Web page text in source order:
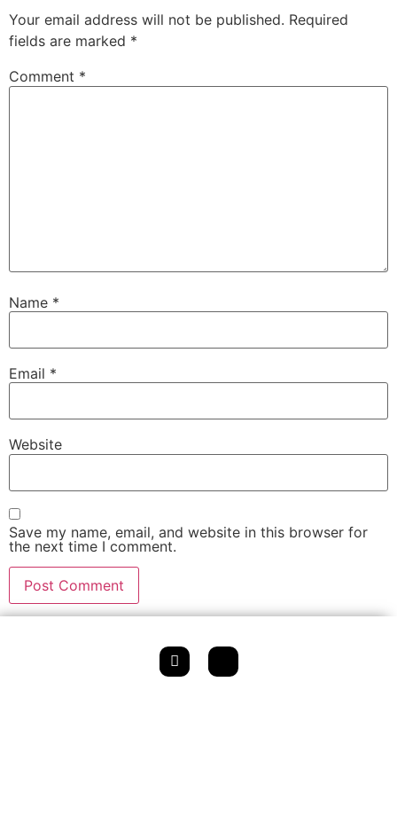
Your email address will not be published. Required
fields are marked *
Comment *
Name *
Email *
Website
Save my name, email, and website in this browser for
the next time I comment.